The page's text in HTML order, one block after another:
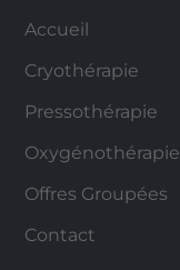
Accueil
Cryothérapie
Pressothérapie
Oxygénothérapie
Offres Groupées
Contact